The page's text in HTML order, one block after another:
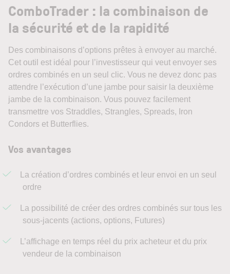
ComboTrader : la combinaison de
la sécurité et de la rapidité
Des combinaisons d’options prêtes à envoyer au marché.
Cet outil est idéal pour l’investisseur qui veut envoyer ses
ordres combinés en un seul clic. Vous ne devez donc pas
attendre l’exécution d’une jambe pour saisir la deuxième
jambe de la combinaison. Vous pouvez facilement
transmettre vos Straddles, Strangles, Spreads, Iron
Condors et Butterflies.
Vos avantages
La création d’ordres combinés et leur envoi en un seul
ordre
La possibilité de créer des ordres combinés sur tous les
sous-jacents (actions, options, Futures)
L’affichage en temps réel du prix acheteur et du prix
vendeur de la combinaison